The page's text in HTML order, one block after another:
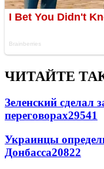
ЧИТАЙТЕ
Зеленский сделал
переговорах29541
Украинцы
Донбасса20822